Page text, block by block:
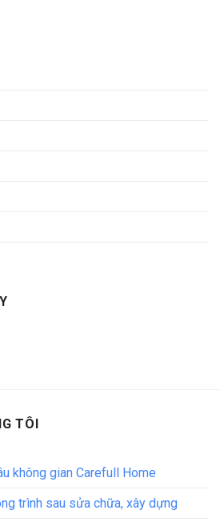
TÔI
không gian Carefull Home
trình sau sửa chữa, xây dựng